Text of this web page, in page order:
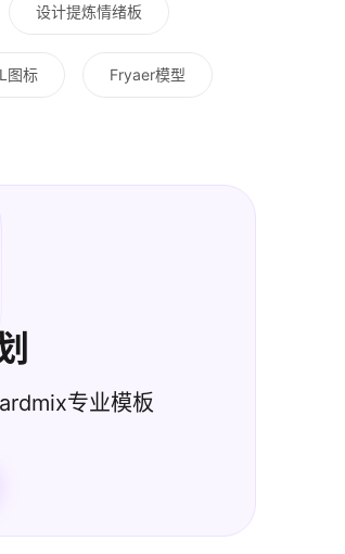
设计提炼情绪板
图标 Fryaer模型
专业模板